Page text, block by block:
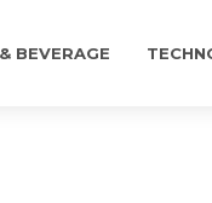
BEVERAGE